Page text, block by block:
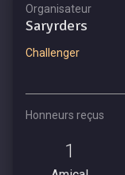
Organisateur
Saryrders
Challenger
Honneurs reçus
1